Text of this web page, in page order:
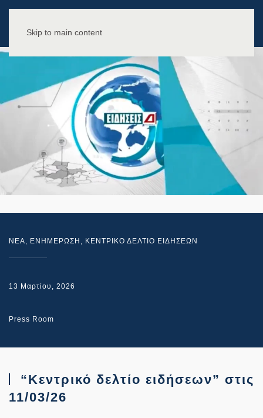
Skip to main content
NEA, ΕΝΗΜΕΡΩΣΗ , ΚΕΝΤΡΙΚΟ ΔΕΛΤΙΟ ΕΙΔΗΣΕΩΝ
13 Μαρτίου, 2026
Press Room
“Κεντρικό δελτίο ειδήσεων” στις
11/03/26